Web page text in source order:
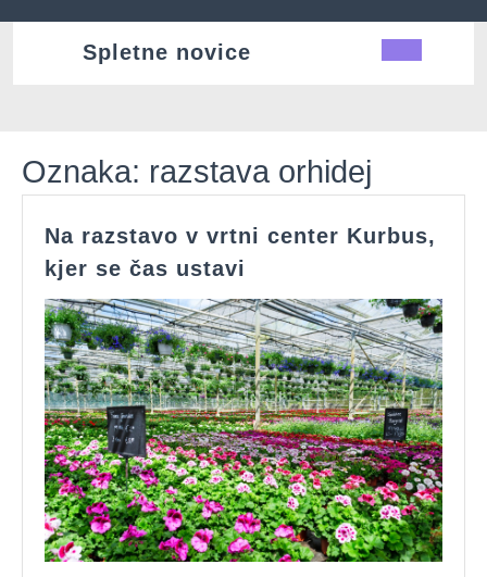
Spletne novice
Oznaka: razstava orhidej
Na razstavo v vrtni center Kurbus,
kjer se čas ustavi
v
vrtni
center
Kurbus,
kjer
se
čas
ustavi